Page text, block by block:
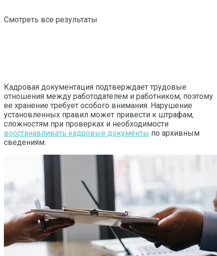
Смотреть все результаты
Кадровая документация подтверждает трудовые
отношения между работодателем и работником, поэтому
ее хранение требует особого внимания. Нарушение
установленных правил может привести к штрафам,
сложностям при проверках и необходимости
восстанавливать кадровые документы по архивным
сведениям.